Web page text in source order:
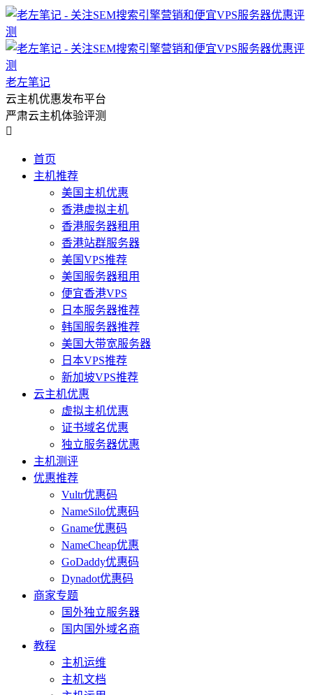
老左笔记
云主机优惠发布平台
严肃云主机体验评测

首页
主机推荐
美国主机优惠
香港虚拟主机
香港服务器租用
香港站群服务器
美国VPS推荐
美国服务器租用
便宜香港VPS
日本服务器推荐
韩国服务器推荐
美国大带宽服务器
日本VPS推荐
新加坡VPS推荐
云主机优惠
虚拟主机优惠
证书域名优惠
独立服务器优惠
主机测评
优惠推荐
Vultr优惠码
NameSilo优惠码
Gname优惠码
NameCheap优惠
GoDaddy优惠码
Dynadot优惠码
商家专题
国外独立服务器
国内国外域名商
教程
主机运维
主机文档